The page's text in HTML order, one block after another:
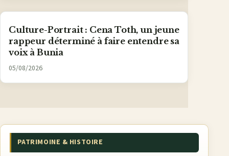
Culture-Portrait : Cena Toth, un jeune
rappeur déterminé à faire entendre sa
voix à Bunia
05/08/2026
PATRIMOINE & HISTOIRE